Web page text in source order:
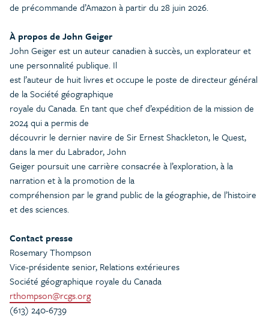
de précommande d’Amazon à partir du 28 juin 2026.
À propos de John Geiger
John Geiger est un auteur canadien à succès, un explorateur et
une personnalité publique. Il
est l’auteur de huit livres et occupe le poste de directeur général
de la Société géographique
royale du Canada. En tant que chef d’expédition de la mission de
2024 qui a permis de
découvrir le dernier navire de Sir Ernest Shackleton, le Quest,
dans la mer du Labrador, John
Geiger poursuit une carrière consacrée à l’exploration, à la
narration et à la promotion de la
compréhension par le grand public de la géographie, de l’histoire
et des sciences.
Contact presse
Rosemary Thompson
Vice-présidente senior, Relations extérieures
Société géographique royale du Canada
rthompson@rcgs.org
(613) 240-6739